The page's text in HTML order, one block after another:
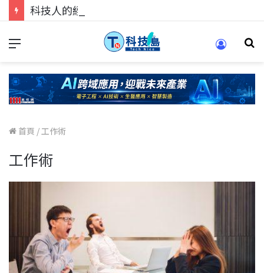
首頁 / 工作術
工作術